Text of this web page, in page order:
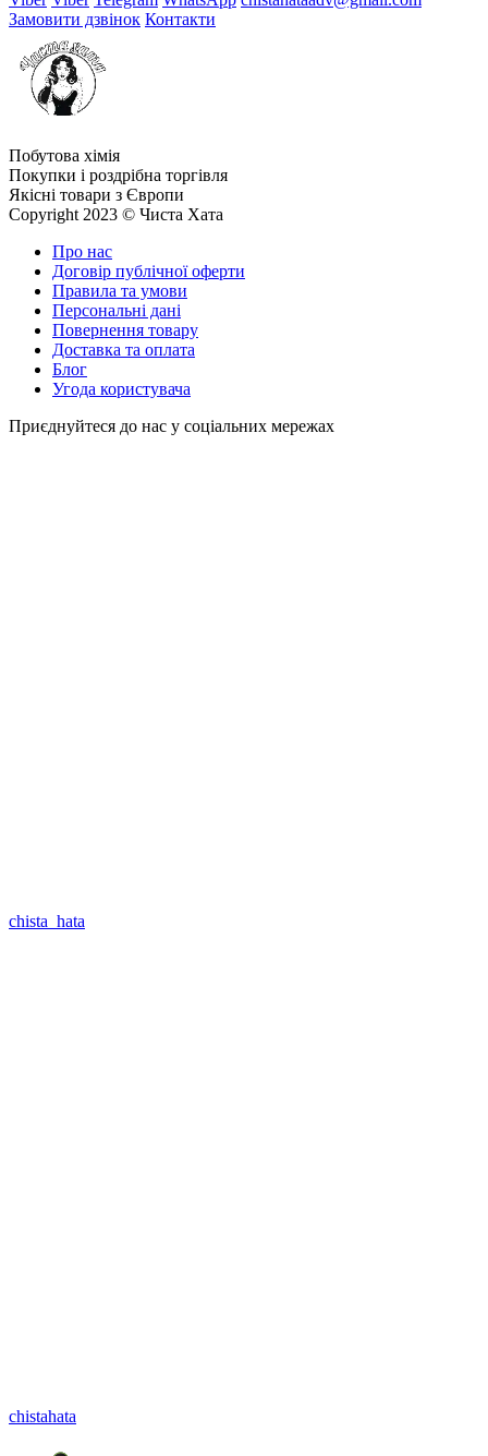
Замовити дзвінок Контакти
Побутова хімія
Покупки і роздрібна торгівля
Якісні товари з Європи
Copyright 2023 © Чиста Хата
Про нас
Договір публічної оферти
Правила та умови
Персональні дані
Повернення товару
Доставка та оплата
Блог
Угода користувача
Приєднуйтеся до нас у соціальних мережах
chista_hata
chistahata